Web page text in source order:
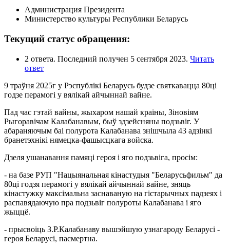
Администрация Президента
Министерство культуры Республики Беларусь
Текущий статус обращения:
2 ответа. Последний получен 5 сентября 2023. Читать
ответ
9 траўня 2025г у Рэспублікі Беларусь будзе святкавацца 80ці
годзе перамогі у вялікай айчыннай вайне.
Пад час гэтай вайны, жыхаром нашай краіны, Зіновіям
Рыгоравічам Калабанавым, быў здзейсняны подзьвіг. У
абараняючым баі полурота Калабанава знішчыла 43 адзінкі
бранетэхнікі нямецка-фашысцкага войска.
Дзеля ушанавання памяці героя і яго подзьвіга, просім:
- на базе РУП "Нацыянальная кінастудыя "Беларусьфильм" да
80ці годзя перамогі у вялікай айчыннай вайне, зняць
кінастужку максімальна заснаваную на гістарычных падзеях і
распавядаючую пра подзьвіг полуроты Калабанава і яго
жыццё.
- прысвоіць З.Р.Калабанаву вышэйшую узнагароду Беларусі -
героя Беларусі, пасмертна.